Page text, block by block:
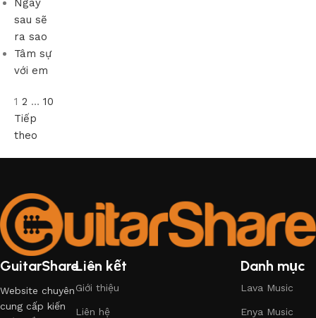
Ngày
sau sẽ
ra sao
Tâm sự
với em
1 2 … 10
Tiếp
theo
GuitarShare
Website chuyên
cung cấp kiến
Liên kết
Giới thiệu
Liên hệ
Danh mục
Lava Music
Enya Music